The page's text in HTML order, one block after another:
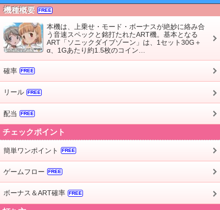
機種概要
FREE
本機は、上乗せ・モード・ボーナスが絶妙に絡み合
う音速スペックと銘打たれたART機。基本となる
ART「ソニックダイブゾーン」は、1セット30G＋
α、1Gあたり約1.5枚のコイン…
確率 FREE
リール FREE
配当 FREE
チェックポイント
簡単ワンポイント FREE
ゲームフロー FREE
ボーナス＆ART確率 FREE